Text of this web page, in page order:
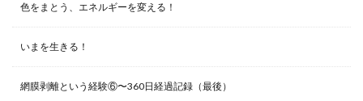
色をまとう、エネルギーを変える！
いまを生きる！
網膜剥離という経験⑥〜360日経過記録（最後）